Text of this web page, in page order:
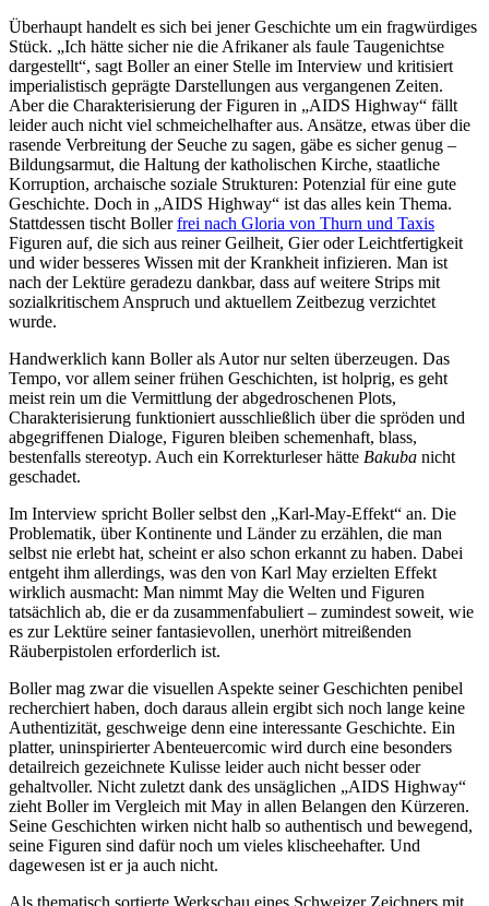
Überhaupt handelt es sich bei jener Geschichte um ein fragwürdiges
Stück. „Ich hätte sicher nie die Afrikaner als faule Taugenichtse
dargestellt“, sagt Boller an einer Stelle im Interview und kritisiert
imperialistisch geprägte Darstellungen aus vergangenen Zeiten.
Aber die Charakterisierung der Figuren in „AIDS Highway“ fällt
leider auch nicht viel schmeichelhafter aus. Ansätze, etwas über die
rasende Verbreitung der Seuche zu sagen, gäbe es sicher genug –
Bildungsarmut, die Haltung der katholischen Kirche, staatliche
Korruption, archaische soziale Strukturen: Potenzial für eine gute
Geschichte. Doch in „AIDS Highway“ ist das alles kein Thema.
Stattdessen tischt Bollerfrei nach Gloria von Thurn und Taxis
Figuren auf, die sich aus reiner Geilheit, Gier oder Leichtfertigkeit
und wider besseres Wissen mit der Krankheit infizieren. Man ist
nach der Lektüre geradezu dankbar, dass auf weitere Strips mit
sozialkritischem Anspruch und aktuellem Zeitbezug verzichtet
wurde.
Handwerklich kann Boller als Autor nur selten überzeugen. Das
Tempo, vor allem seiner frühen Geschichten, ist holprig, es geht
meist rein um die Vermittlung der abgedroschenen Plots,
Charakterisierung funktioniert ausschließlich über die spröden und
abgegriffenen Dialoge, Figuren bleiben schemenhaft, blass,
bestenfalls stereotyp. Auch ein Korrekturleser hätte Bakuba nicht
geschadet.
Im Interview spricht Boller selbst den „Karl-May-Effekt“ an. Die
Problematik, über Kontinente und Länder zu erzählen, die man
selbst nie erlebt hat, scheint er also schon erkannt zu haben. Dabei
entgeht ihm allerdings, was den von Karl May erzielten Effekt
wirklich ausmacht: Man nimmt May die Welten und Figuren
tatsächlich ab, die er da zusammenfabuliert – zumindest soweit, wie
es zur Lektüre seiner fantasievollen, unerhört mitreißenden
Räuberpistolen erforderlich ist.
Boller mag zwar die visuellen Aspekte seiner Geschichten penibel
recherchiert haben, doch daraus allein ergibt sich noch lange keine
Authentizität, geschweige denn eine interessante Geschichte. Ein
platter, uninspirierter Abenteuercomic wird durch eine besonders
detailreich gezeichnete Kulisse leider auch nicht besser oder
gehaltvoller. Nicht zuletzt dank des unsäglichen „AIDS Highway“
zieht Boller im Vergleich mit May in allen Belangen den Kürzeren.
Seine Geschichten wirken nicht halb so authentisch und bewegend,
seine Figuren sind dafür noch um vieles klischeehafter. Und
dagewesen ist er ja auch nicht.
Als thematisch sortierte Werkschau eines Schweizer Zeichners mit